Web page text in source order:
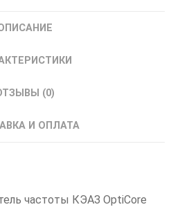
(0)
И ОПЛАТА
частоты КЭАЗ OptiCore